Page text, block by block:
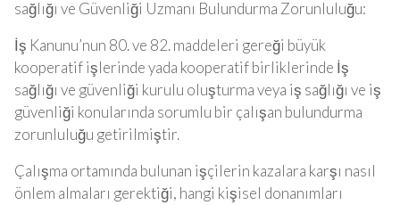
sağlığı ve Güvenliği Uzmanı Bulundurma Zorunluluğu:
İş Kanunu’nun 80. ve 82. maddeleri gereği büyük
kooperatif işlerinde yada kooperatif birliklerinde İş
sağlığı ve güvenliği kurulu oluşturma veya iş sağlığı ve iş
güvenliği konularında sorumlu bir çalışan bulundurma
zorunluluğu getirilmiştir.
Çalışma ortamında bulunan işçilerin kazalara karşı nasıl
önlem almaları gerektiği, hangi kişisel donanımları